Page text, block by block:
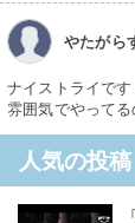
やたがら
ナイストライで
雰囲気でやって
人気の投稿